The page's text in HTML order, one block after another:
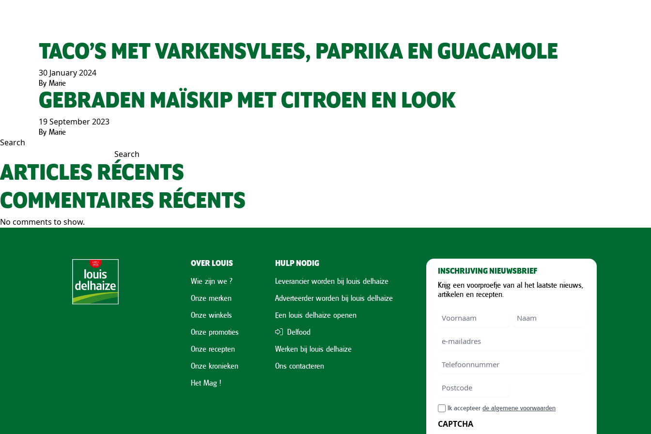
TACO’S MET VARKENSVLEES, PAPRIKA EN GUACAMOLE
30 January 2024
By Marie
GEBRADEN MAÏSKIP MET CITROEN EN LOOK
19 September 2023
By Marie
Search
Search
ARTICLES RÉCENTS
COMMENTAIRES RÉCENTS
No comments to show.
OVER LOUIS
Wie zijn we ?
Onze merken
Onze winkels
Onze promoties
Onze recepten
Onze kronieken
Het Mag !
HULP NODIG
Leverancier worden bij louis delhaize
Adverteerder worden bij louis delhaize
Een louis delhaize openen
Delfood
Werken bij louis delhaize
Ons contacteren
INSCHRIJVING NIEUWSBRIEF
Krijg een voorproefje van al het laatste nieuws,
artikelen en recepten.
Voornaam
Telefoonnummer
Postcode
ZIP
/
Postal
RGPDIk accepteer de algemene voorwaarden
CAPTCHA